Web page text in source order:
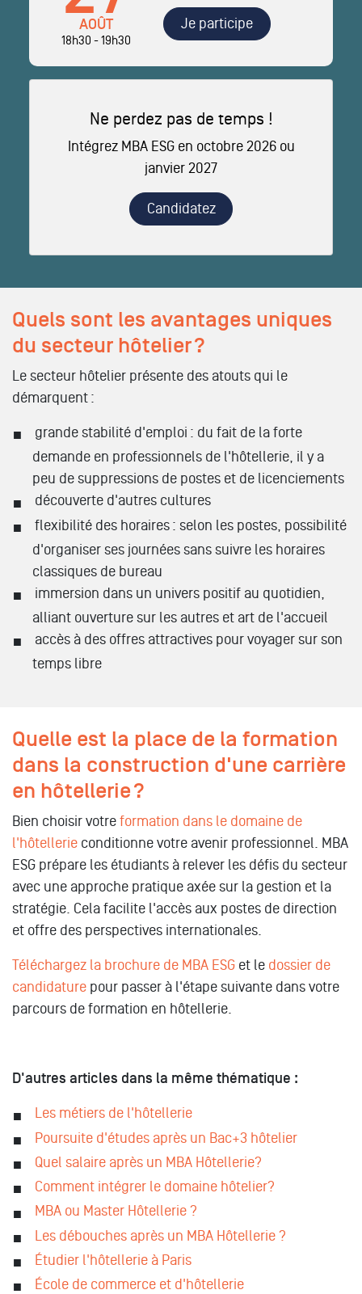
AOÛT
18h30 - 19h30
Je participe
Ne perdez pas de temps !
Intégrez MBA ESG en octobre 2026 ou
janvier 2027
Candidatez
Quels sont les avantages uniques
du secteur hôtelier ?
Le secteur hôtelier présente des atouts qui le
démarquent :
grande stabilité d'emploi : du fait de la forte
demande en professionnels de l'hôtellerie, il y a
peu de suppressions de postes et de licenciements
découverte d'autres cultures
flexibilité des horaires : selon les postes, possibilité
d'organiser ses journées sans suivre les horaires
classiques de bureau
immersion dans un univers positif au quotidien,
alliant ouverture sur les autres et art de l'accueil
accès à des offres attractives pour voyager sur son
temps libre
Quelle est la place de la formation
dans la construction d'une carrière
en hôtellerie ?
Bien choisir votre formation dans le domaine de
l'hôtellerie conditionne votre avenir professionnel. MBA
ESG prépare les étudiants à relever les défis du secteur
avec une approche pratique axée sur la gestion et la
stratégie. Cela facilite l'accès aux postes de direction
et offre des perspectives internationales.
Téléchargez la brochure de MBA ESG et le dossier de
candidature pour passer à l'étape suivante dans votre
parcours de formation en hôtellerie.
D'autres articles dans la même thématique :
Les métiers de l'hôtellerie
Poursuite d'études après un Bac+3 hôtelier
Quel salaire après un MBA Hôtellerie?
Comment intégrer le domaine hôtelier?
MBA ou Master Hôtellerie ?
Les débouches après un MBA Hôtellerie ?
Étudier l'hôtellerie à Paris
École de commerce et d'hôtellerie